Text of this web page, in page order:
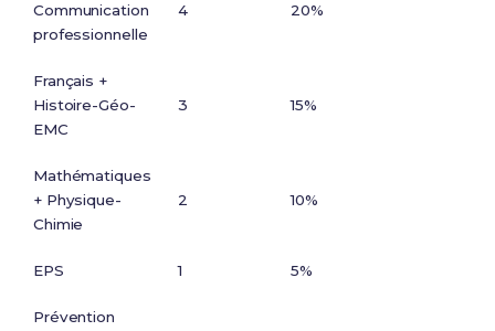
Communication
professionnelle
4 20%
Français +
Histoire-Géo-
EMC
3 15%
Mathématiques
+ Physique-
Chimie
2 10%
EPS 1 5%
Prévention